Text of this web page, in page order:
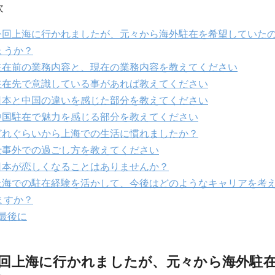
上海に行かれましたが、元々から海外駐在を希望していた
うか？
前の業務内容と、現在の業務内容を教えてください
先で意識している事があれば教えてください
と中国の違いを感じた部分を教えてください
駐在で魅力を感じる部分を教えてください
ぐらいから上海での生活に慣れましたか？
外での過ごし方を教えてください
が恋しくなることはありませんか？
での駐在経験を活かして、今後はどのようなキャリアを考
すか？
後に
上海に行かれましたが、元々から海外駐